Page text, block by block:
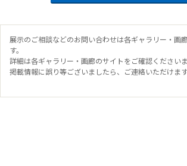
宮本寛太 パステル画展～快適な色、日常風景の記録～
2024.10.09 - 2024.10.20
「吉祥寺 街並の表情～平和通り・中道通り」原画展
2024.09.28 - 2024.09.28
展示のご相談などのお問い合わせは各ギャラリー・画
す。
詳細は各ギャラリー・画廊のサイトをご確認くださいま
掲載情報に誤り等ございましたら、ご連絡いただけます